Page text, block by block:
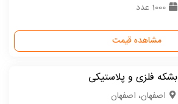
1000 عدد
مشاهده قیمت
بشکه فلزی و پلاستیکی
اصفهان، اصفهان